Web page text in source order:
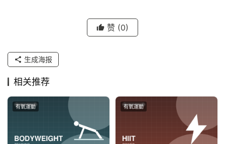
赞 (0)
生成海报
相关推荐
有氧運動 有氧運動